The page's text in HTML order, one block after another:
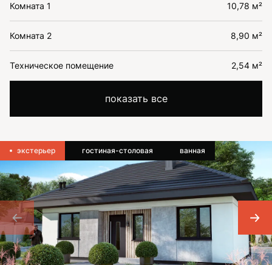
Комната 1 10,78 м²
Комната 2 8,90 м²
Техническое помещение 2,54 м²
показать все
экстерьер гостиная-столовая ванная